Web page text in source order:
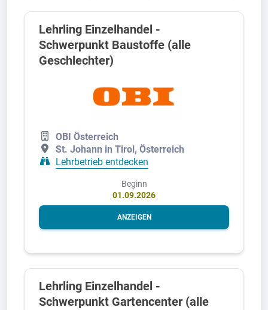
Lehrling Einzelhandel -
Schwerpunkt Baustoffe (alle
Geschlechter)
OBI Österreich
St. Johann in Tirol, Österreich
Lehrbetrieb entdecken
Beginn
01.09.2026
ANZEIGEN
Lehrling Einzelhandel -
Schwerpunkt Gartencenter (alle